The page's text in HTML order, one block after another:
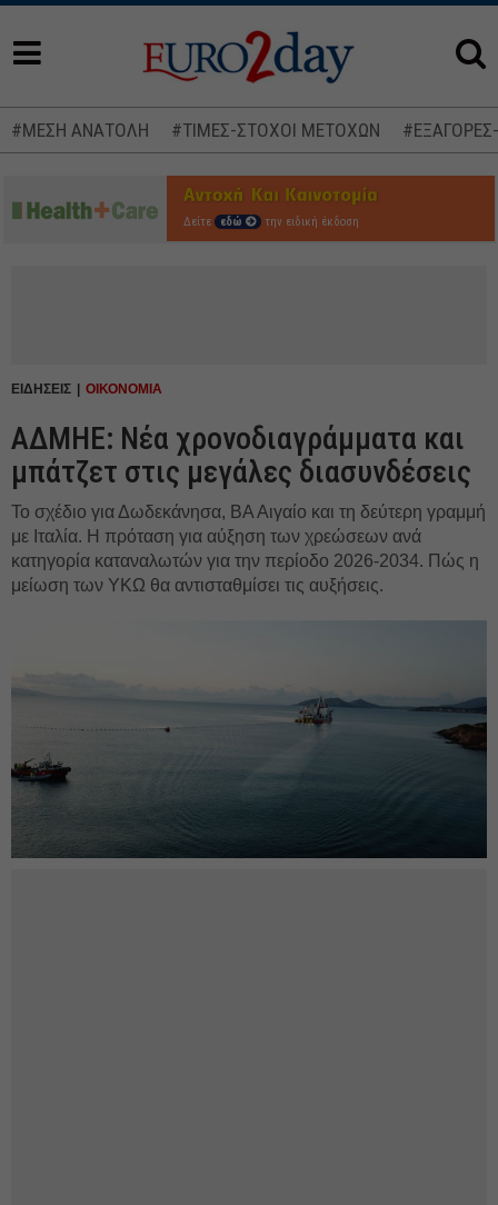
#ΜΕΣΗ ΑΝΑΤΟΛΗ #ΤΙΜΕΣ-ΣΤΟΧΟΙ ΜΕΤΟΧΩΝ
Δείτε εδώ την ειδική έκδοση
ΕΙΔΗΣΕΙΣ ΟΙΚΟΝΟΜΙΑ
ΑΔΜΗΕ: Νέα χρονοδιαγράμματα και
μπάτζετ στις μεγάλες διασυνδέσεις
Το σχέδιο για Δωδεκάνησα, ΒΑ Αιγαίο και τη δεύτερη γραμμή
με Ιταλία. Η πρόταση για αύξηση των χρεώσεων ανά
κατηγορία καταναλωτών για την περίοδο 2026-2034. Πώς η
μείωση των ΥΚΩ θα αντισταθμίσει τις αυξήσεις.